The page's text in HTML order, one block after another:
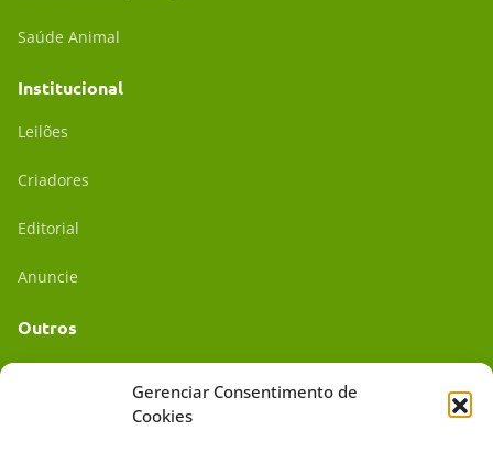
Gerenciar Consentimento de
Cookies
Saúde Animal
Institucional
Leilões
Criadores
Editorial
Anuncie
Outros